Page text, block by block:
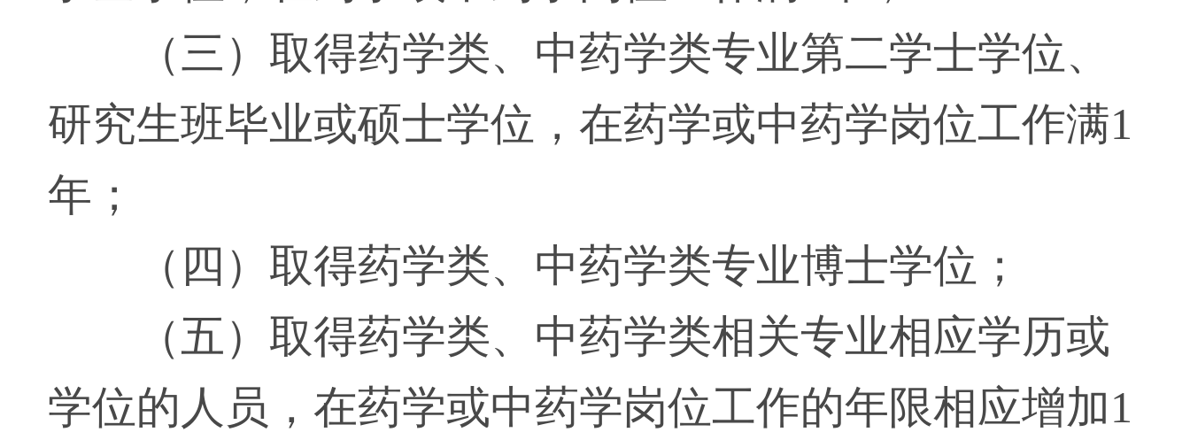
（三）取得药学类、中药学类专业第二学士学位、
研究生班毕业或硕士学位，在药学或中药学岗位工作满1
年；
（四）取得药学类、中药学类专业博士学位；
（五）取得药学类、中药学类相关专业相应学历或
学位的人员，在药学或中药学岗位工作的年限相应增加1